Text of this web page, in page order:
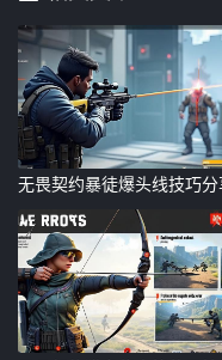
无畏契约暴徒爆头线技巧分